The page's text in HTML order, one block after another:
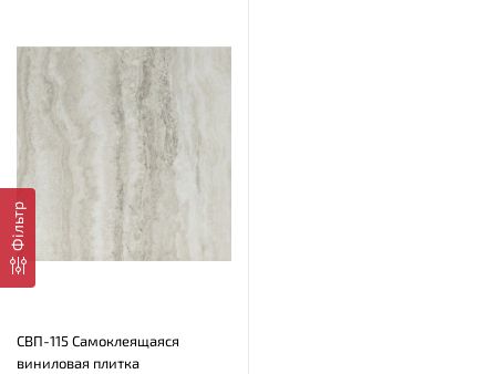
Фільтр
СВП-115 Самоклеящаяся
виниловая плитка